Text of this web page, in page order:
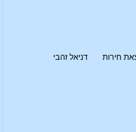
חירות דניאל זהבי